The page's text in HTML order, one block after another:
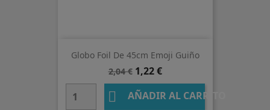
Globo Foil De 45cm Emoji Guiño
Precio
base
2,04 € Precio
1,22 €
 AÑADIR AL CARRITO